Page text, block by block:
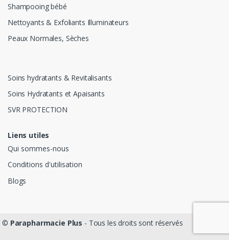
Shampooing bébé
Nettoyants & Exfoliants Illuminateurs
Peaux Normales, Sèches
Soins hydratants & Revitalisants
Soins Hydratants et Apaisants
SVR PROTECTION
Liens utiles
Qui sommes-nous
Conditions d'utilisation
Blogs
© Parapharmacie Plus - Tous les droits sont réservés